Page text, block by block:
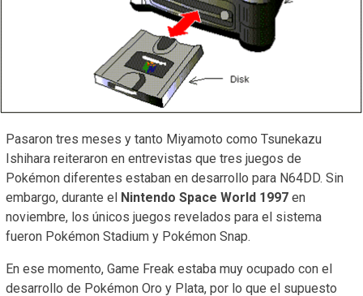
Pasaron tres meses y tanto Miyamoto como Tsunekazu
Ishihara reiteraron en entrevistas que tres juegos de
Pokémon diferentes estaban en desarrollo para N64DD. Sin
embargo, durante el Nintendo Space World 1997 en
noviembre, los únicos juegos revelados para el sistema
fueron Pokémon Stadium y Pokémon Snap.
En ese momento, Game Freak estaba muy ocupado con el
desarrollo de Pokémon Oro y Plata, por lo que el supuesto